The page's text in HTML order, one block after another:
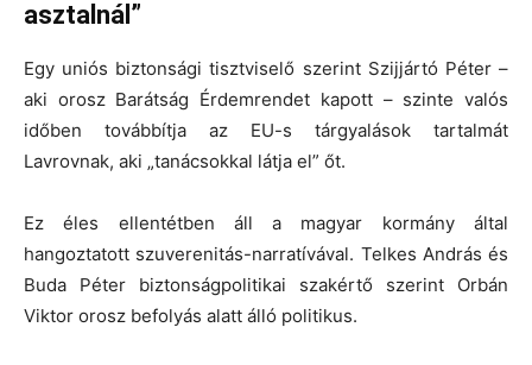
asztalnál”
Egy uniós biztonsági tisztviselő szerint Szijjártó Péter –
aki orosz Barátság Érdemrendet kapott – szinte valós
időben továbbítja az EU-s tárgyalások tartalmát
Lavrovnak, aki „tanácsokkal látja el” őt.
Ez éles ellentétben áll a magyar kormány által
hangoztatott szuverenitás-narratívával. Telkes András és
Buda Péter biztonságpolitikai szakértő szerint Orbán
Viktor orosz befolyás alatt álló politikus.